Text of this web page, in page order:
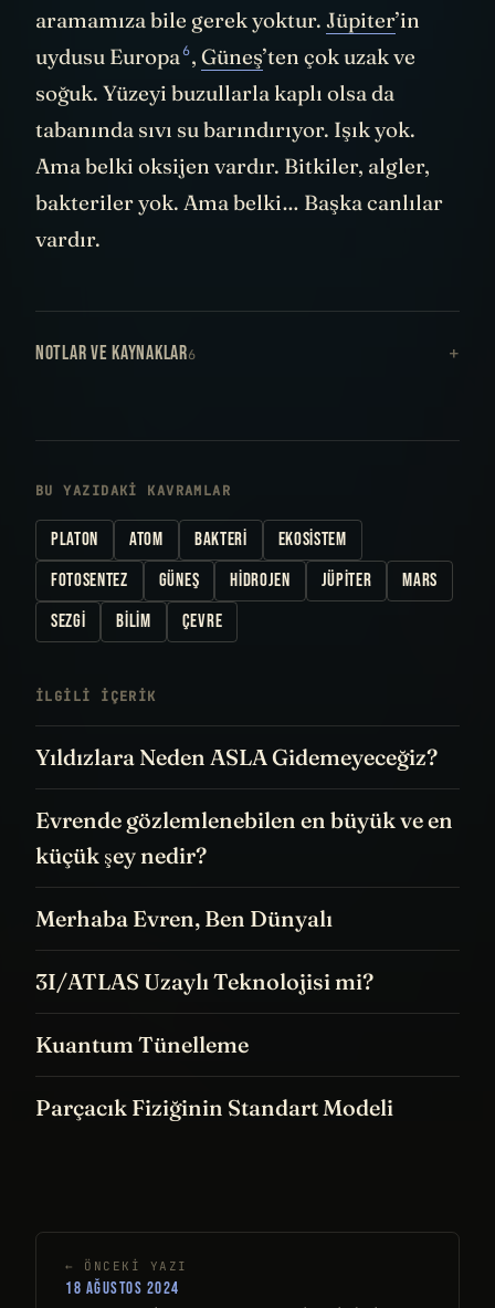
aramamıza bile gerek yoktur. Jüpiter’in
uydusu Europa6, Güneş’ten çok uzak ve
soğuk. Yüzeyi buzullarla kaplı olsa da
tabanında sıvı su barındırıyor. Işık yok.
Ama belki oksijen vardır. Bitkiler, algler,
bakteriler yok. Ama belki… Başka canlılar
vardır.
NOTLAR VE KAYNAKLAR6
BU YAZIDAKI KAVRAMLAR
PLATON ATOM BAKTERI
EKOSISTEM
FOTOSENTEZ
GÜNEŞ HIDROJEN JÜPITER
MARS
SEZGI
BILIM ÇEVRE
İLGILI IÇERIK
Yıldızlara Neden ASLA Gidemeyeceğiz?
Evrende gözlemlenebilen en büyük ve en
küçük şey nedir?
Merhaba Evren, Ben Dünyalı
3I/ATLAS Uzaylı Teknolojisi mi?
Kuantum Tünelleme
Parçacık Fiziğinin Standart Modeli
← ÖNCEKI YAZI
18 AĞUSTOS 2024